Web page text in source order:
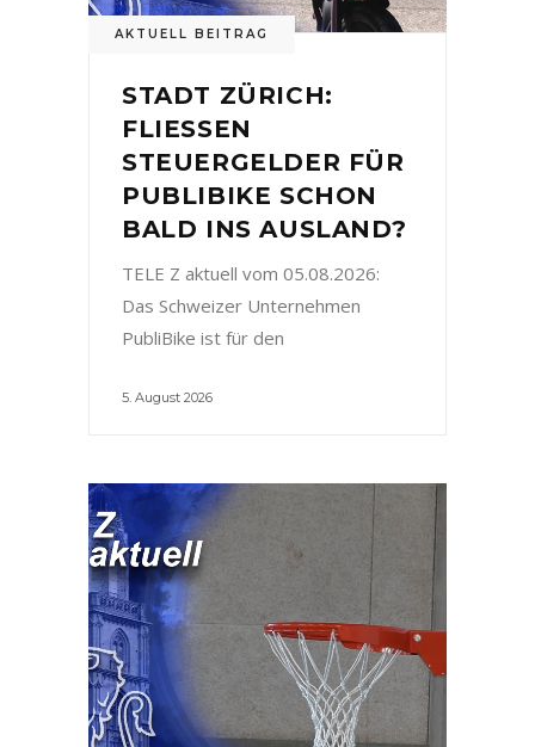
AKTUELL BEITRAG
STADT ZÜRICH:
FLIESSEN
STEUERGELDER FÜR
PUBLIBIKE SCHON
BALD INS AUSLAND?
TELE Z aktuell vom 05.08.2026:
Das Schweizer Unternehmen
PubliBike ist für den
5. August 2026